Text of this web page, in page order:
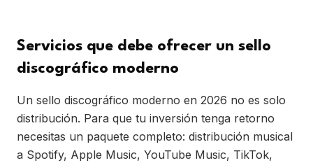
Servicios que debe ofrecer un sello
discográfico moderno
Un sello discográfico moderno en 2026 no es solo
distribución. Para que tu inversión tenga retorno
necesitas un paquete completo: distribución musical
a Spotify, Apple Music, YouTube Music, TikTok,